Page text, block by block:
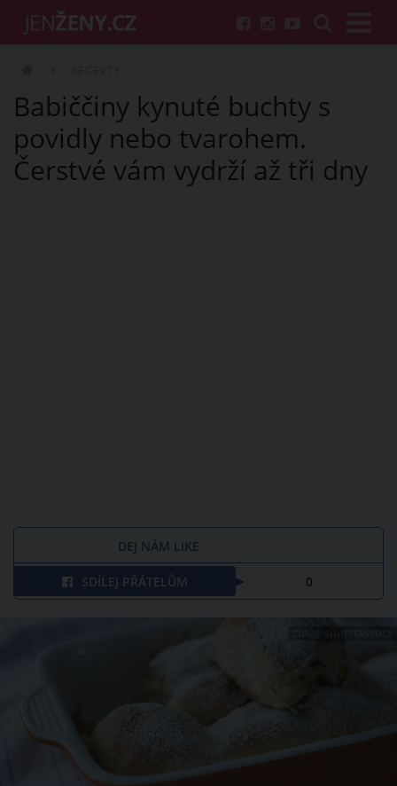
Babiččiny kynuté buchty s
povidly nebo tvarohem.
Čerstvé vám vydrží až tři dny
DEJ NÁM LIKE
SDÍLEJ PŘÁTELŮM 0
ZDROJ: SHUTTERSTOCK